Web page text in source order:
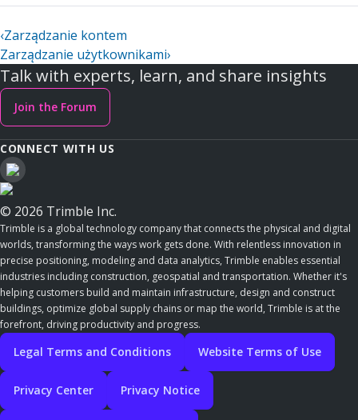
‹Zarządzanie kontem
Zarządzanie użytkownikami›
Talk with experts, learn, and share insights
Join the Forum
CONNECT WITH US
© 2026 Trimble Inc.
Trimble is a global technology company that connects the physical and digital
worlds, transforming the ways work gets done. With relentless innovation in
precise positioning, modeling and data analytics, Trimble enables essential
industries including construction, geospatial and transportation. Whether it's
helping customers build and maintain infrastructure, design and construct
buildings, optimize global supply chains or map the world, Trimble is at the
forefront, driving productivity and progress.
Legal Terms and Conditions Website Terms of Use
Privacy Center Privacy Notice